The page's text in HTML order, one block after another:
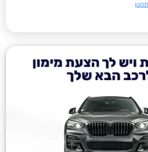
תקנון